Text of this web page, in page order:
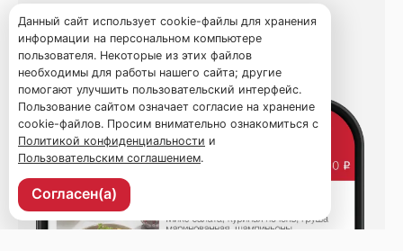
Данный сайт использует cookie-файлы для хранения
информации на персональном компьютере
пользователя. Некоторые из этих файлов
необходимы для работы нашего сайта; другие
помогают улучшить пользовательский интерфейс.
Пользование сайтом означает согласие на хранение
cookie-файлов. Просим внимательно ознакомиться с
Политикой конфиденциальности и
Пользовательским соглашением.
Согласен(а)